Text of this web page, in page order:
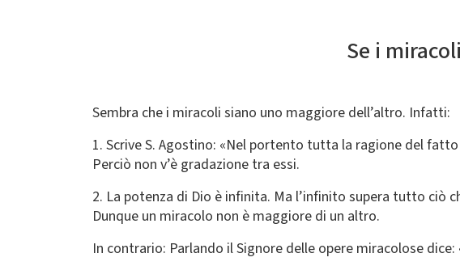
Se i
Sembra che i miracoli siano uno maggiore dell’altro. Infatti:
1. Scrive S. Agostino: «Nel portento tutta la ragione del
Perciò non v’è gradazione tra essi.
2. La potenza di Dio è infinita. Ma l’infinito supera tutto ciò
Dunque un miracolo non è maggiore di un altro.
In contrario: Parlando il Signore delle opere miracolose